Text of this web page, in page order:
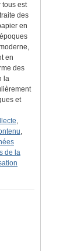
tous est
des
en
en
des
la
et
,
,
de la